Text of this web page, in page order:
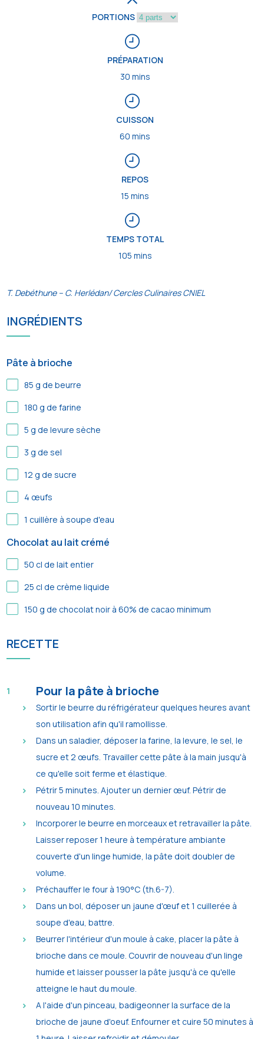
PORTIONS
PRÉPARATION
30 mins
CUISSON
60 mins
REPOS
15 mins
TEMPS TOTAL
105 mins
T. Debéthune – C. Herlédan/ Cercles Culinaires CNIEL
INGRÉDIENTS
Pâte à brioche
85 g de beurre
180 g de farine
5 g de levure sèche
3 g de sel
12 g de sucre
4 œufs
1 cuillère à soupe d'eau
Chocolat au lait crémé
50 cl de lait entier
25 cl de crème liquide
150 g de chocolat noir à 60% de cacao minimum
RECETTE
Pour la pâte à brioche
Sortir le beurre du réfrigérateur quelques heures avant
son utilisation afin qu'il ramollisse.
Dans un saladier, déposer la farine, la levure, le sel, le
sucre et 2 œufs. Travailler cette pâte à la main jusqu'à
ce qu'elle soit ferme et élastique.
Pétrir 5 minutes. Ajouter un dernier œuf. Pétrir de
nouveau 10 minutes.
Incorporer le beurre en morceaux et retravailler la pâte.
Laisser reposer 1 heure à température ambiante
couverte d'un linge humide, la pâte doit doubler de
volume.
Préchauffer le four à 190°C (th.6-7).
Dans un bol, déposer un jaune d'œuf et 1 cuillerée à
soupe d'eau, battre.
Beurrer l'intérieur d'un moule à cake, placer la pâte à
brioche dans ce moule. Couvrir de nouveau d'un linge
humide et laisser pousser la pâte jusqu'à ce qu'elle
atteigne le haut du moule.
A l'aide d'un pinceau, badigeonner la surface de la
brioche de jaune d'oeuf. Enfourner et cuire 50 minutes à